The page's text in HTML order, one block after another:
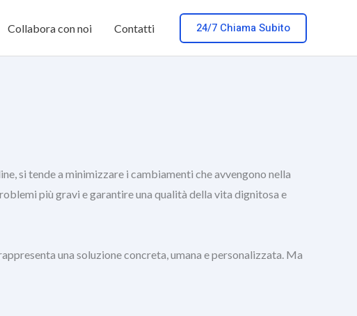
Collabora con noi Contatti 24/7 Chiama Subito
si tende a minimizzare i cambiamenti che avvengono nella
più gravi e garantire una qualità della vita dignitosa e
una soluzione concreta, umana e personalizzata. Ma